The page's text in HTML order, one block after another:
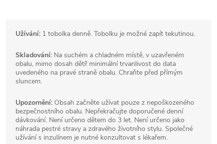
Užívání: 1 tobolka denně. Tobolku je možné zapít tekutinou.
Skladování: Na suchém a chladném místě, v uzavřeném
obalu, mimo dosah dětí! minimální trvanlivost do data
uvedeného na pravé straně obalu. Chraňte před přímým
sluncem.
Upozornění: Obsah začněte užívat pouze z nepoškozeného
bezpečnostního obalu. Nepřekračujte doporučené denní
dávkování. Není určeno dětem do 3 let. Není určeno jako
náhrada pestré stravy a zdravého životního stylu. Společné
užívání s inzulínem je nutné konzultovat s lékařem.